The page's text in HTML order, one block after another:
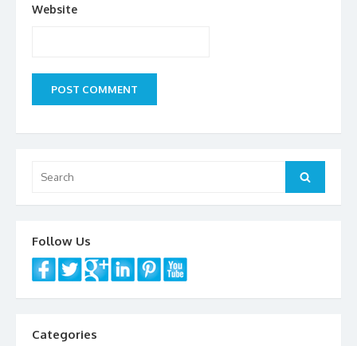
Website
for:
Search
Follow Us
Categories